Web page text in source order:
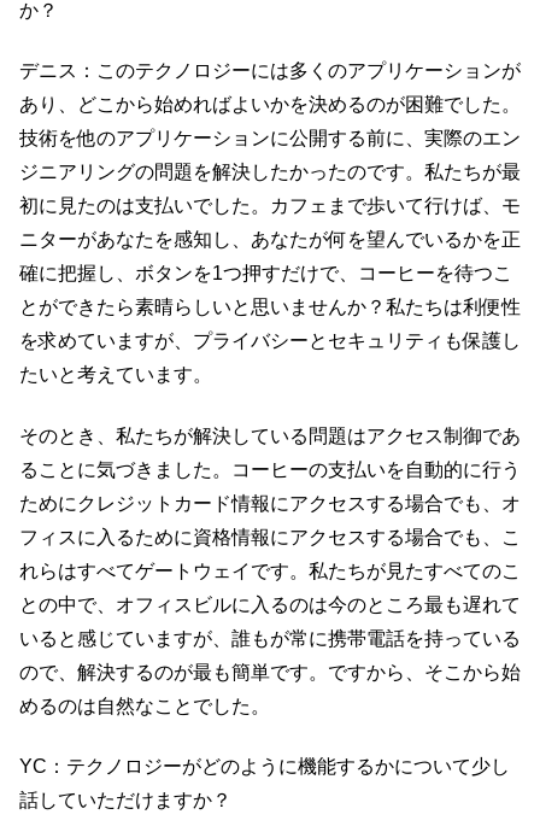
か？
デニス：このテクノロジーには多くのアプリケーションが
あり、どこから始めればよいかを決めるのが困難でした。
技術を他のアプリケーションに公開する前に、実際のエン
ジニアリングの問題を解決したかったのです。私たちが最
初に見たのは支払いでした。カフェまで歩いて行けば、モ
ニターがあなたを感知し、あなたが何を望んでいるかを正
確に把握し、ボタンを1つ押すだけで、コーヒーを待つこ
とができたら素晴らしいと思いませんか？私たちは利便性
を求めていますが、プライバシーとセキュリティも保護し
たいと考えています。
そのとき、私たちが解決している問題はアクセス制御であ
ることに気づきました。コーヒーの支払いを自動的に行う
ためにクレジットカード情報にアクセスする場合でも、オ
フィスに入るために資格情報にアクセスする場合でも、こ
れらはすべてゲートウェイです。私たちが見たすべてのこ
との中で、オフィスビルに入るのは今のところ最も遅れて
いると感じていますが、誰もが常に携帯電話を持っている
ので、解決するのが最も簡単です。ですから、そこから始
めるのは自然なことでした。
YC：テクノロジーがどのように機能するかについて少し
話していただけますか？